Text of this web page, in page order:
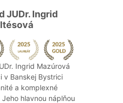
JUDr. Ingrid
Ingrid Mazúrová
v Banskej Bystrici
a komplexné
hlavnou náplňou